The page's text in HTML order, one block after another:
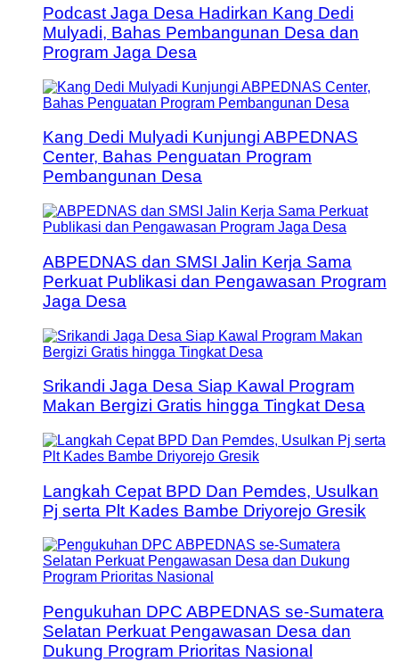
Podcast Jaga Desa Hadirkan Kang Dedi
Mulyadi, Bahas Pembangunan Desa dan
Program Jaga Desa
Kang Dedi Mulyadi Kunjungi ABPEDNAS
Center, Bahas Penguatan Program
Pembangunan Desa
ABPEDNAS dan SMSI Jalin Kerja Sama
Perkuat Publikasi dan Pengawasan Program
Jaga Desa
Srikandi Jaga Desa Siap Kawal Program
Makan Bergizi Gratis hingga Tingkat Desa
Langkah Cepat BPD Dan Pemdes, Usulkan
Pj serta Plt Kades Bambe Driyorejo Gresik
Pengukuhan DPC ABPEDNAS se-Sumatera
Selatan Perkuat Pengawasan Desa dan
Dukung Program Prioritas Nasional